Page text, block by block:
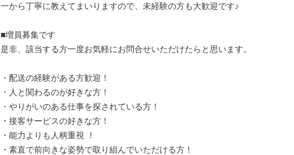
一から丁寧に教えてまいりますので、未経験の方も大歓迎です♪
■増員募集です
是非、該当する方一度お気軽にお問合せいただけたらと思います。
・配送の経験がある方歓迎！
・人と関わるのが好きな方！
・やりがいのある仕事を探されている方！
・接客サービスの好きな方！
・能力よりも人柄重視 ！
・素直で前向きな姿勢で取り組んでいただける方！